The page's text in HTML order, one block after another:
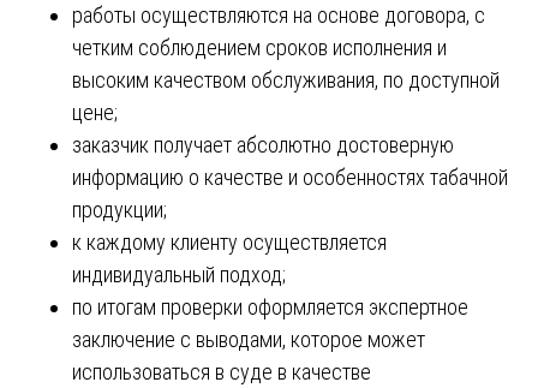
работы осуществляются на основе договора, с
четким соблюдением сроков исполнения и
высоким качеством обслуживания, по доступной
цене;
заказчик получает абсолютно достоверную
информацию о качестве и особенностях табачной
продукции;
к каждому клиенту осуществляется
индивидуальный подход;
по итогам проверки оформляется экспертное
заключение с выводами, которое может
использоваться в суде в качестве